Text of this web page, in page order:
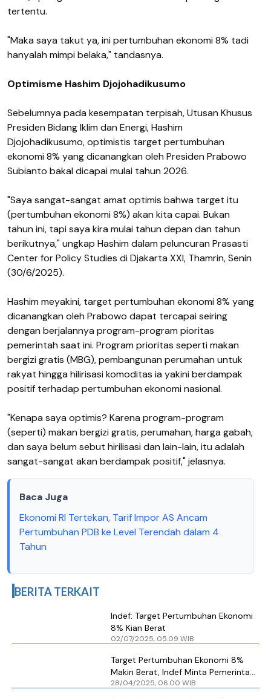
tertentu.
"Maka saya takut ya, ini pertumbuhan ekonomi 8% tadi
hanyalah mimpi belaka," tandasnya.
Optimisme Hashim Djojohadikusumo
Sebelumnya pada kesempatan terpisah, Utusan Khusus
Presiden Bidang Iklim dan Energi, Hashim
Djojohadikusumo, optimistis target pertumbuhan
ekonomi 8% yang dicanangkan oleh Presiden Prabowo
Subianto bakal dicapai mulai tahun 2026.
"Saya sangat-sangat amat optimis bahwa target itu
(pertumbuhan ekonomi 8%) akan kita capai. Bukan
tahun ini, tapi saya kira mulai tahun depan dan tahun
berikutnya," ungkap Hashim dalam peluncuran Prasasti
Center for Policy Studies di Djakarta XXI, Thamrin, Senin
(30/6/2025).
Hashim meyakini, target pertumbuhan ekonomi 8% yang
dicanangkan oleh Prabowo dapat tercapai seiring
dengan berjalannya program-program pioritas
pemerintah saat ini. Program prioritas seperti makan
bergizi gratis (MBG), pembangunan perumahan untuk
rakyat hingga hilirisasi komoditas ia yakini berdampak
positif terhadap pertumbuhan ekonomi nasional.
"Kenapa saya optimis? Karena program-program
(seperti) makan bergizi gratis, perumahan, harga gabah,
dan saya belum sebut hirilisasi dan lain-lain, itu adalah
sangat-sangat akan berdampak positif," jelasnya.
Baca Juga
Ekonomi RI Tertekan, Tarif Impor AS Ancam
Pertumbuhan PDB ke Level Terendah dalam 4
Tahun
BERITA TERKAIT
Indef: Target Pertumbuhan Ekonomi
8% Kian Berat
02/07/2025, 05.09 WIB
Target Pertumbuhan Ekonomi 8%
Makin Berat, Indef Minta Pemerintah
Perkuat Hilirisasi
28/04/2025, 06.00 WIB